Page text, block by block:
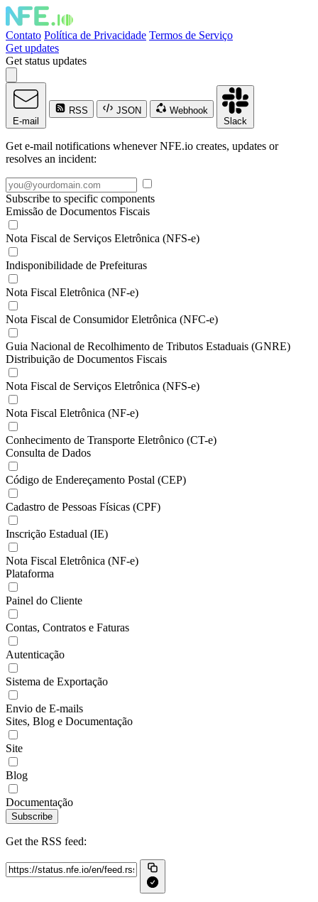
Contato Política de Privacidade Termos de Serviço
Get updates
Get status updates
E-mail
RSS JSON
Webhook
Slack
Get e-mail notifications whenever NFE.io creates, updates or
resolves an incident:
Subscribe to specific components
Emissão de Documentos Fiscais
Nota Fiscal de Serviços Eletrônica (NFS-e)
Indisponibilidade de Prefeituras
Nota Fiscal Eletrônica (NF-e)
Nota Fiscal de Consumidor Eletrônica (NFC-e)
Guia Nacional de Recolhimento de Tributos Estaduais (GNRE)
Distribuição de Documentos Fiscais
Nota Fiscal de Serviços Eletrônica (NFS-e)
Nota Fiscal Eletrônica (NF-e)
Conhecimento de Transporte Eletrônico (CT-e)
Consulta de Dados
Código de Endereçamento Postal (CEP)
Cadastro de Pessoas Físicas (CPF)
Inscrição Estadual (IE)
Nota Fiscal Eletrônica (NF-e)
Plataforma
Painel do Cliente
Contas, Contratos e Faturas
Autenticação
Sistema de Exportação
Envio de E-mails
Sites, Blog e Documentação
Site
Blog
Documentação
Subscribe
Get the RSS feed: